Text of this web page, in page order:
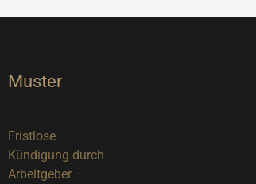
Muster
Fristlose
Kündigung durch
Arbeitgeber –